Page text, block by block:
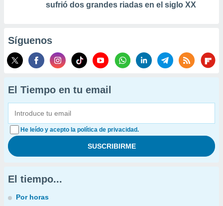
sufrió dos grandes riadas en el siglo XX
Síguenos
El Tiempo en tu email
He leído y acepto la política de privacidad.
El tiempo...
Por horas